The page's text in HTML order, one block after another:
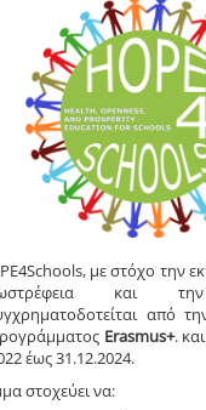
με στόχο την
και
από
Erasmus+.
έως 31.12.2024.
στοχεύει να: